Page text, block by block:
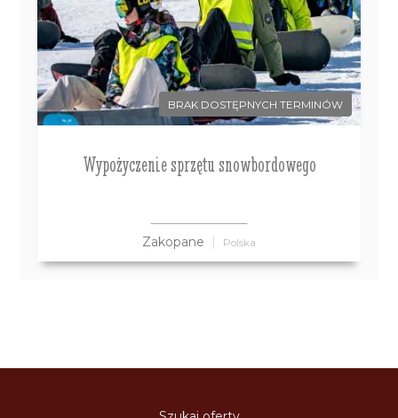
BRAK DOSTĘPNYCH TERMINÓW
Wypożyczenie sprzętu snowbordowego
Zakopane Polska